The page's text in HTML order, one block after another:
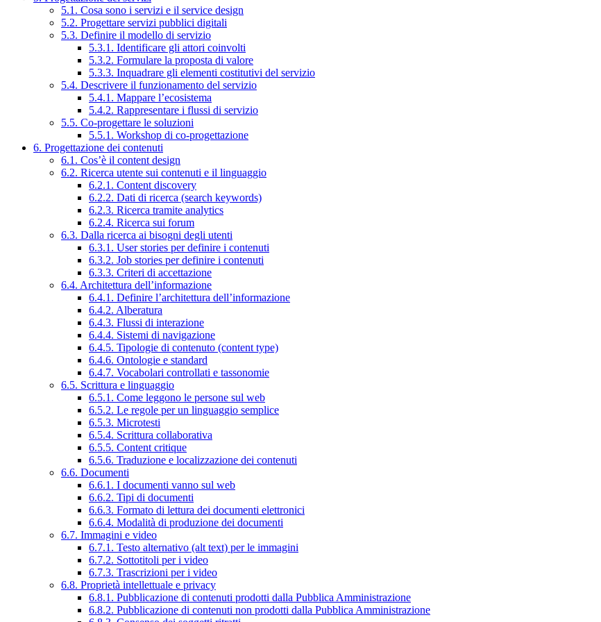
5.1. Cosa sono i servizi e il service design
5.2. Progettare servizi pubblici digitali
5.3. Definire il modello di servizio
5.3.1. Identificare gli attori coinvolti
5.3.2. Formulare la proposta di valore
5.3.3. Inquadrare gli elementi costitutivi del servizio
5.4. Descrivere il funzionamento del servizio
5.4.1. Mappare l’ecosistema
5.4.2. Rappresentare i flussi di servizio
5.5. Co-progettare le soluzioni
5.5.1. Workshop di co-progettazione
6. Progettazione dei contenuti
6.1. Cos’è il content design
6.2. Ricerca utente sui contenuti e il linguaggio
6.2.1. Content discovery
6.2.2. Dati di ricerca (search keywords)
6.2.3. Ricerca tramite analytics
6.2.4. Ricerca sui forum
6.3. Dalla ricerca ai bisogni degli utenti
6.3.1. User stories per definire i contenuti
6.3.2. Job stories per definire i contenuti
6.3.3. Criteri di accettazione
6.4. Architettura dell’informazione
6.4.1. Definire l’architettura dell’informazione
6.4.2. Alberatura
6.4.3. Flussi di interazione
6.4.4. Sistemi di navigazione
6.4.5. Tipologie di contenuto (content type)
6.4.6. Ontologie e standard
6.4.7. Vocabolari controllati e tassonomie
6.5. Scrittura e linguaggio
6.5.1. Come leggono le persone sul web
6.5.2. Le regole per un linguaggio semplice
6.5.3. Microtesti
6.5.4. Scrittura collaborativa
6.5.5. Content critique
6.5.6. Traduzione e localizzazione dei contenuti
6.6. Documenti
6.6.1. I documenti vanno sul web
6.6.2. Tipi di documenti
6.6.3. Formato di lettura dei documenti elettronici
6.6.4. Modalità di produzione dei documenti
6.7. Immagini e video
6.7.1. Testo alternativo (alt text) per le immagini
6.7.2. Sottotitoli per i video
6.7.3. Trascrizioni per i video
6.8. Proprietà intellettuale e privacy
6.8.1. Pubblicazione di contenuti prodotti dalla Pubblica Amministrazione
6.8.2. Pubblicazione di contenuti non prodotti dalla Pubblica Amministrazione